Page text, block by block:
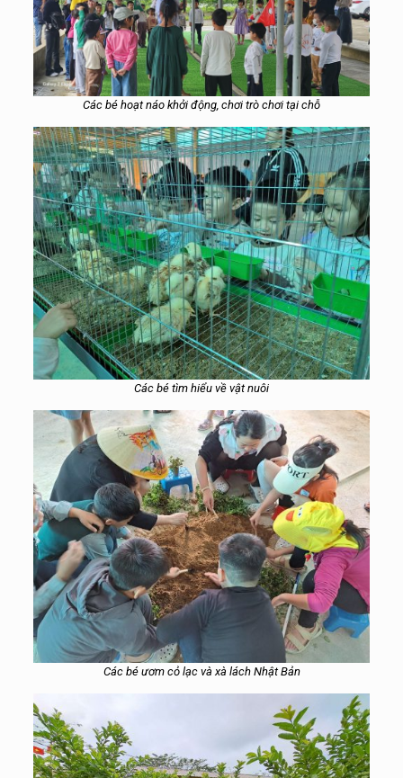
Các bé hoạt náo khởi động, chơi trò chơi tại chỗ
Các bé tìm hiểu về vật nuôi
Các bé ươm cỏ lạc và xà lách Nhật Bản